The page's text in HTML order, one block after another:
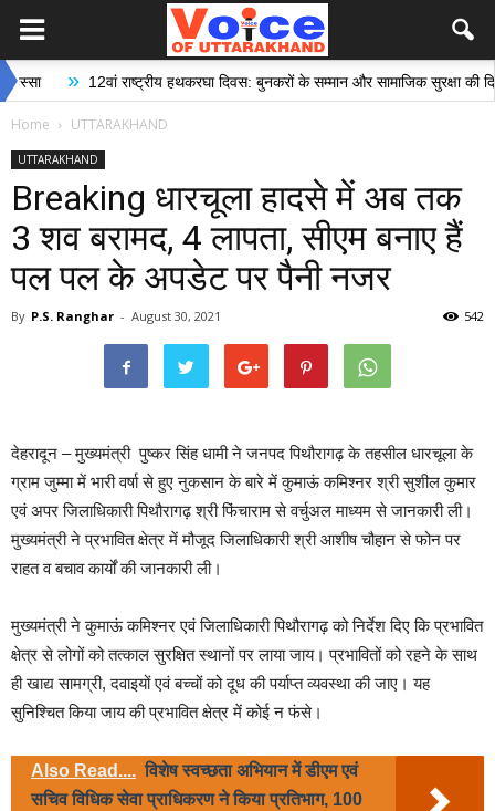
» 12वां राष्ट्रीय हथकरघा दिवस: बुनकरों के सम्मान और सामाजिक सुरक्षा की दिशा में
Home UTTARAKHAND
UTTARAKHAND
Breaking धारचूला हादसे में अब तक
3 शव बरामद, 4 लापता, सीएम बनाए हैं
पल पल के अपडेट पर पैनी नजर
By P.S. Ranghar - August 30, 2021 542
देहरादून – मुख्यमंत्री पुष्कर सिंह धामी ने जनपद पिथौरागढ़ के तहसील धारचूला के
ग्राम जुम्मा में भारी वर्षा से हुए नुकसान के बारे में कुमाऊं कमिश्नर श्री सुशील कुमार
एवं अपर जिलाधिकारी पिथौरागढ़ श्री फिंचाराम से वर्चुअल माध्यम से जानकारी ली।
मुख्यमंत्री ने प्रभावित क्षेत्र में मौजूद जिलाधिकारी श्री आशीष चौहान से फोन पर
राहत व बचाव कार्यों की जानकारी ली।
मुख्यमंत्री ने कुमाऊं कमिश्नर एवं जिलाधिकारी पिथौरागढ़ को निर्देश दिए कि प्रभावित
क्षेत्र से लोगों को तत्काल सुरक्षित स्थानों पर लाया जाय। प्रभावितों को रहने के साथ
ही खाद्य सामग्री, दवाइयों एवं बच्चों को दूध की पर्याप्त व्यवस्था की जाए। यह
सुनिश्चित किया जाय की प्रभावित क्षेत्र में कोई न फंसे।
Also Read.... विशेष स्वच्छता अभियान में डीएम एवं
सचिव विधिक सेवा प्राधिकरण ने किया प्रतिभाग, 100